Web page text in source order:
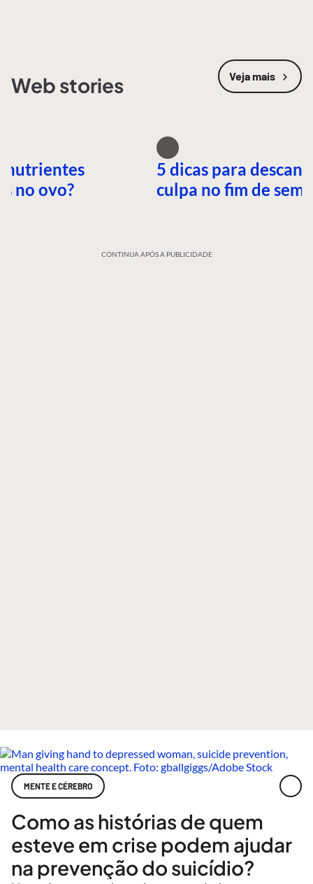
Web stories Veja mais
nutrientes
no ovo?
5 dicas para
culpa no fim de
CONTINUA APÓS A PUBLICIDADE
MENTE E CÉREBRO
Como as histórias de quem
esteve em crise podem ajudar
na prevenção do suicídio?